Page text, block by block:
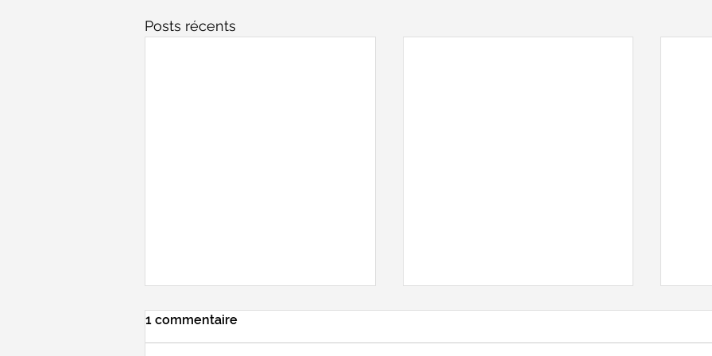
Posts récents
1 commentaire